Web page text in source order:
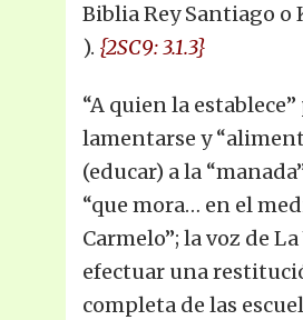
Biblia Rey Santiago o
). {2SC9: 3.1.3}
“A quien la establece”
lamentarse y
(educar) a la
“que mora… en el
Carmelo”; la voz de La
efectuar una
completa de las